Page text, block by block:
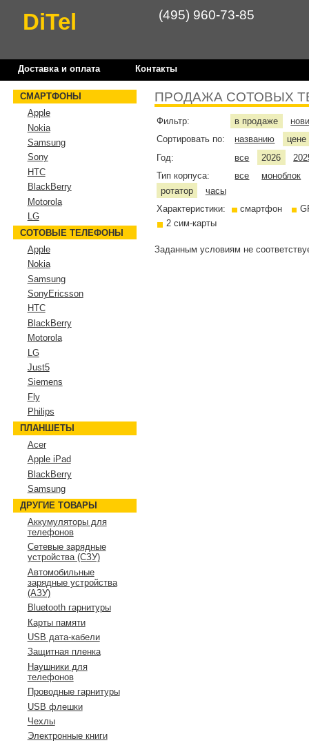
DiTel (495) 960-73-85
Доставка и оплата Контакты
ПРОДАЖА СОТОВЫХ
Фильтр: в продаже
Сортировать по:
названию
цене
Год:
все 2026
Тип корпуса:
все
моноблок
ротатор
часы
Характеристики:
смартфон
2 сим-карты
Заданным условиям не
СМАРТФОНЫ
Apple
Nokia
Samsung
Sony
HTC
BlackBerry
Motorola
LG
СОТОВЫЕ ТЕЛЕФОНЫ
Apple
Nokia
Samsung
SonyEricsson
HTC
BlackBerry
Motorola
LG
Just5
Siemens
Fly
Philips
ПЛАНШЕТЫ
Acer
Apple iPad
BlackBerry
Samsung
ДРУГИЕ ТОВАРЫ
Аккумуляторы для
телефонов
Сетевые зарядные
устройства (СЗУ)
Автомобильные
зарядные устройства
(АЗУ)
Bluetooth гарнитуры
Карты памяти
USB дата-кабели
Защитная пленка
Наушники для
телефонов
Проводные гарнитуры
USB флешки
Чехлы
Электронные книги